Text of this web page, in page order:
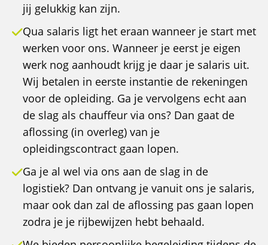
jij gelukkig kan zijn.
Qua salaris ligt het eraan wanneer je start met
werken voor ons. Wanneer je eerst je eigen
werk nog aanhoudt krijg je daar je salaris uit.
Wij betalen in eerste instantie de rekeningen
voor de opleiding. Ga je vervolgens echt aan
de slag als chauffeur via ons? Dan gaat de
aflossing (in overleg) van je
opleidingscontract gaan lopen.
Ga je al wel via ons aan de slag in de
logistiek? Dan ontvang je vanuit ons je salaris,
maar ook dan zal de aflossing pas gaan lopen
zodra je je rijbewijzen hebt behaald.